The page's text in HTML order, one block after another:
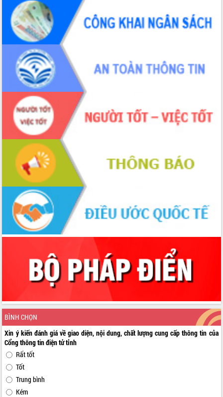
BÌNH CHỌN
Xin ý kiến đánh giá về giao diện, nội dung, chất lượng cung cấp thông tin của
Cổng thông tin điện tử tỉnh
Rất tốt
Tốt
Trung bình
Kém